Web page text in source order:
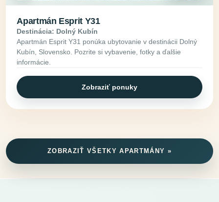
Apartmán Esprit Y31
Destinácia: Dolný Kubín
Apartmán Esprit Y31 ponúka ubytovanie v destinácii Dolný
Kubín, Slovensko. Pozrite si vybavenie, fotky a ďalšie
informácie.
Zobraziť ponuky
ZOBRAZIŤ VŠETKY APARTMÁNY »